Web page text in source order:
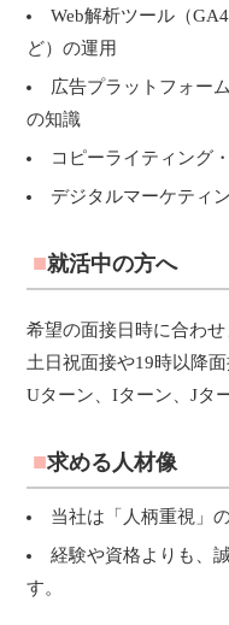
Web解析ツール（
ど）の運用
広告プラットフォー
の知識
コピーライティング
デジタルマーケティ
就活中の方へ
希望の面接日時に合わせ
土日祝面接や19時以降面
Uターン、Iターン、Jタ
求める人材像
当社は「人柄重視」
経験や資格よりも、
す。